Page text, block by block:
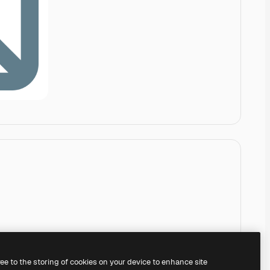
to the storing of cookies on your device to enhance site